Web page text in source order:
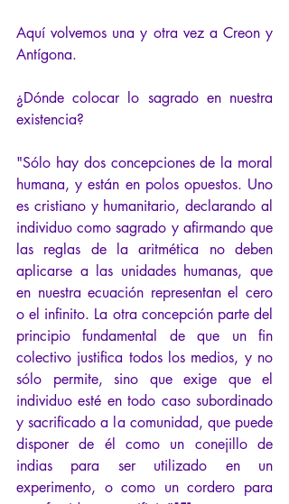
Aquí volvemos una y otra vez a Creon y
Antígona.
¿Dónde colocar lo sagrado en nuestra
existencia?
"Sólo hay dos concepciones de la moral
humana, y están en polos opuestos. Uno
es cristiano y humanitario, declarando al
individuo como sagrado y afirmando que
las reglas de la aritmética no deben
aplicarse a las unidades humanas, que
en nuestra ecuación representan el cero
o el infinito. La otra concepción parte del
principio fundamental de que un fin
colectivo justifica todos los medios, y no
sólo permite, sino que exige que el
individuo esté en todo caso subordinado
y sacrificado a la comunidad, que puede
disponer de él como un conejillo de
indias para ser utilizado en un
experimento, o como un cordero para